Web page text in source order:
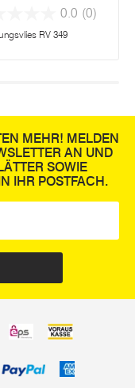
0.0 (0)
RV 349
MEHR! MELDEN
AN UND
SOWIE
IHR POSTFACH.